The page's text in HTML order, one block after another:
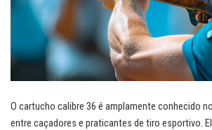
O cartucho calibre 36 é amplamente conhecido
entre caçadores e praticantes de tiro esportivo.